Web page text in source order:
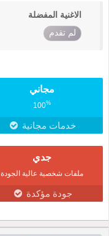
الاغنية المفضلة
لم تقدم
مجاني
100%
خدمات مجانية
جدي
ملفات شخصية عالية الجودة
جودة مؤكدة